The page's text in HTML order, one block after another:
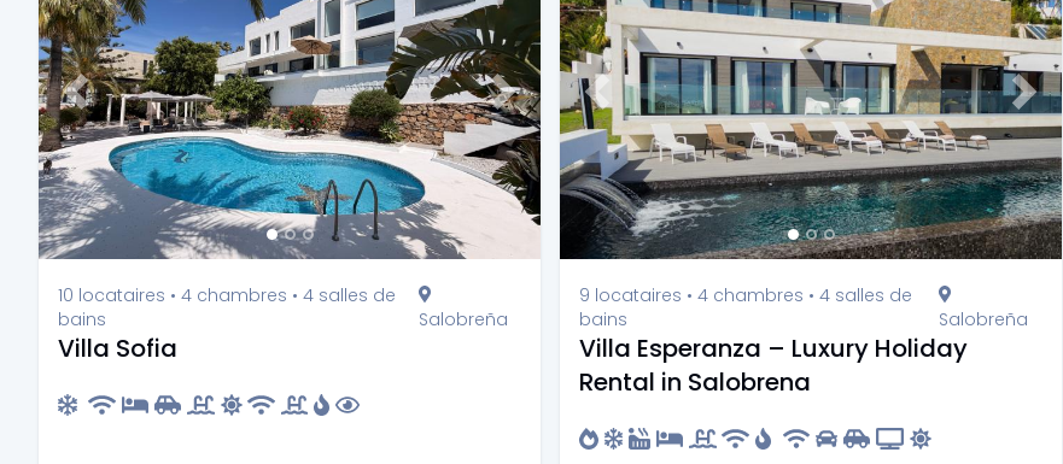
Previous Next
10 locataires • 4 chambres • 4 salles de
bains
Salobreña
Villa Sofia
Previous Next
9 locataires • 4 chambres • 4 salles de
bains
Salobreña
Villa Esperanza – Luxury Holiday
Rental in Salobrena